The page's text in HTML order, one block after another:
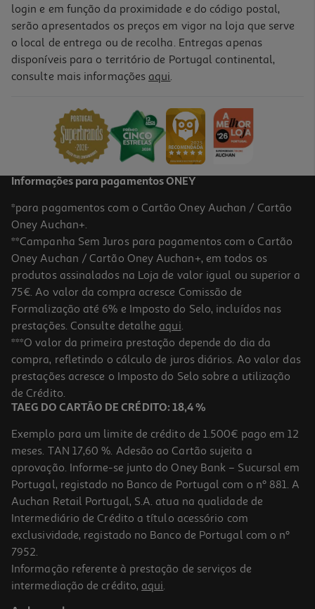
Loção Corpo Bioten Skin Nutries Aveia E Chia 400ml
4.6 (505)
Loção Serum Nivea Q10 Refirmante 200 Ml
62.45 €/Lt
12,49 €
Gel Pernas Cansadas Aloe Vera 150 Ml.
login e em função da proximidade e do código postal,
serão apresentados os preços em vigor na loja que serve
o local de entrega ou de recolha. Entregas apenas
disponíveis para o território de Portugal continental,
consulte mais informações aqui.
Informações para pagamentos ONEY
*para pagamentos com o Cartão Oney Auchan / Cartão
Oney Auchan+.
**Campanha Sem Juros para pagamentos com o Cartão
Oney Auchan / Cartão Oney Auchan+, em todos os
produtos assinalados na Loja de valor igual ou superior a
75€. Ao valor da compra acresce Comissão de
Formalização até 6% e Imposto do Selo, incluídos nas
prestações. Consulte detalhe aqui.
***O valor da primeira prestação depende do dia da
compra, refletindo o cálculo de juros diários. Ao valor das
prestações acresce o Imposto do Selo sobre a utilização
de Crédito.
TAEG DO CARTÃO DE CRÉDITO: 18,4 %
Exemplo para um limite de crédito de 1.500€ pago em 12
meses. TAN 17,60 %. Adesão ao Cartão sujeita a
aprovação. Informe-se junto do Oney Bank – Sucursal em
Portugal, registado no Banco de Portugal com o nº 881. A
Auchan Retail Portugal, S.A. atua na qualidade de
Intermediário de Crédito a título acessório com
exclusividade, registado no Banco de Portugal com o nº
7952.
Informação referente à prestação de serviços de
intermediação de crédito, aqui.